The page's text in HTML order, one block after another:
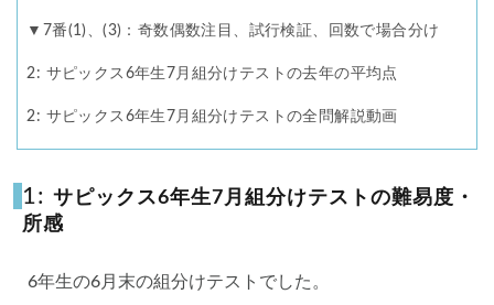
▼7番(1)、(3)：奇数偶数注目、試行検証、回数で場合分け
2: サピックス6年生7月組分けテストの去年の平均点
2: サピックス6年生7月組分けテストの全問解説動画
1: サピックス6年生7月組分けテストの難易度・
所感
6年生の6月末の組分けテストでした。
TopGun特訓 コベツバ過去問動画解説
コベツバからのお知らせ 抽象化能力 熱量